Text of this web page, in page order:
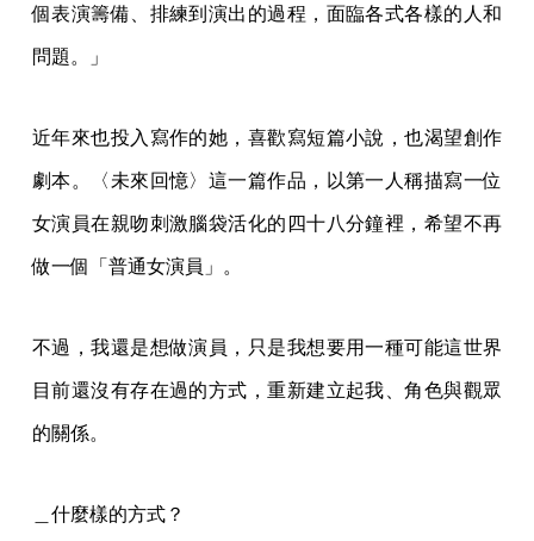
個表演籌備、排練到演出的過程，面臨各式各樣的人和
問題。」
近年來也投入寫作的她，喜歡寫短篇小說，也渴望創作
劇本。〈未來回憶〉這一篇作品，以第一人稱描寫一位
女演員在親吻刺激腦袋活化的四十八分鐘裡，希望不再
做一個「普通女演員」。
不過，我還是想做演員，只是我想要用一種可能這世界
目前還沒有存在過的方式，重新建立起我、角色與觀眾
的關係。
＿什麼樣的方式？